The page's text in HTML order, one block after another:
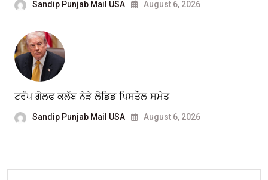
Sandip Punjab Mail USA August 6, 2026
ਟਰੰਪ ਗੋਲਫ ਕਲੱਬ ਨੇੜੇ ਲੋਡਿਡ ਪਿਸਤੌਲ ਸਮੇਤ
Sandip Punjab Mail USA August 6, 2026